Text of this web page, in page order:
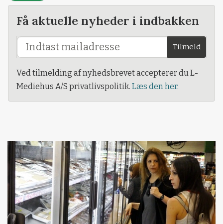
Få aktuelle nyheder i indbakken
Tilmeld
Ved tilmelding af nyhedsbrevet accepterer du L-
Mediehus A/S privatlivspolitik. Læs den her.